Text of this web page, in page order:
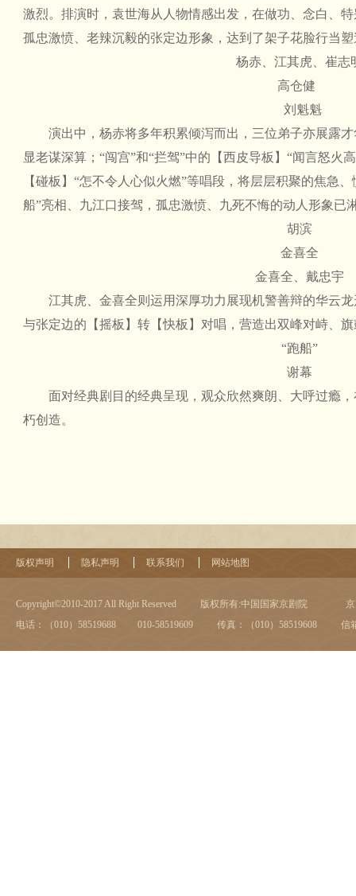
激烈。排演时，袁世海从人物情感出发，在做功、念白、
孤忠激愤、老辣沉毅的张定边形象，达到了架子花脸行当
杨赤、江其虎、崔志
高仓健
刘魁魁
演出中，杨赤将多年积累倾泻而出，三位弟子亦展露才
显老谋深算；“闯宫”和“拦驾”中的【西皮导板】“闻言怒火
【碰板】“怎不令人心似火燃”等唱段，将层层积聚的焦急
船”亮相、九江口接驾，孤忠激愤、九死不悔的动人形象已
胡滨
金喜全
金喜全、戴忠宇
江其虎、金喜全则运用深厚功力展现机警善辩的华云龙
与张定边的【摇板】转【快板】对唱，营造出双峰对峙、
“跑船”
谢幕
面对经典剧目的经典呈现，观众欣然爽朗、大呼过瘾，
朽创造。
版权声明 隐私声明 联系我们 网站地图
Copyright©2010-2017 All Right Reserved 版权所有:中国国家京剧院
电话：（010）58519688 010-58519609
传真：（010）58519608 信